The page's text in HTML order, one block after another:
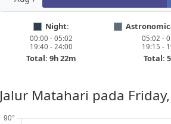
Night:
00:00 - 05:02
19:40 - 24:00
Total: 9h 22m
05:02 -
19:15 -
Total:
Jalur Matahari pada